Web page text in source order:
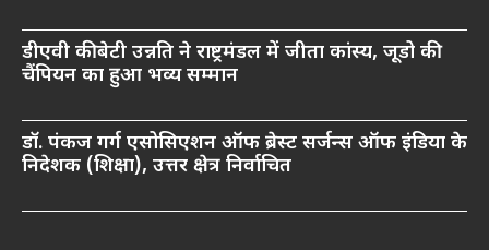
डीएवी की बेटी उन्नति ने राष्ट्रमंडल में जीता कांस्य, जूडो की
चैंपियन का हुआ भव्य सम्मान
डॉ. पंकज गर्ग एसोसिएशन ऑफ ब्रेस्ट सर्जन्स ऑफ इंडिया के
निदेशक (शिक्षा), उत्तर क्षेत्र निर्वाचित